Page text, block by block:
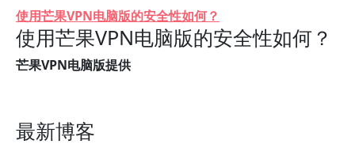
使用芒果VPN电脑版的安全性如何？
使用芒果VPN电脑版的安全性如何？
芒果VPN电脑版提供
最新博客